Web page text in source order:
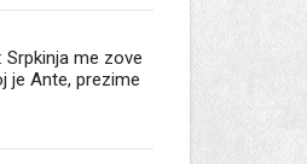
Srpkinja me zove
je Ante, prezime